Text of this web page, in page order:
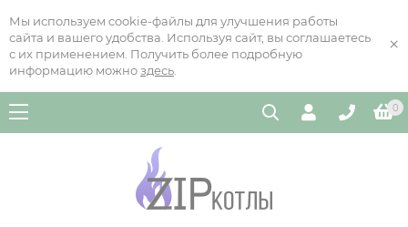
Мы используем cookie-файлы для улучшения работы
сайта и вашего удобства. Используя сайт, вы соглашаетесь
с их применением. Получить более подробную
информацию можно здесь
×
0